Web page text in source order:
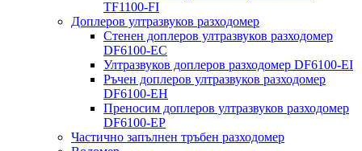
TF1100-FI
Доплеров ултразвуков разходомер
Стенен доплеров ултразвуков разходомер
DF6100-EC
Ултразвуков доплеров разходомер DF6100-EI
Ръчен доплеров ултразвуков разходомер
DF6100-EH
Преносим доплеров ултразвуков разходомер
DF6100-EP
Частично запълнен тръбен разходомер